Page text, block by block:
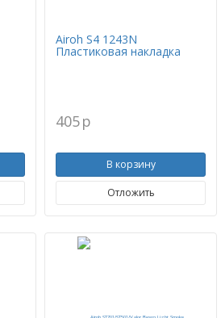
Airoh S4 1243N
Пластиковая накладка
405p
В корзину
Отложить